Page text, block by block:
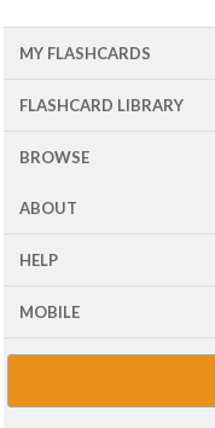
MY FLASHCARDS
FLASHCARD LIBRARY
BROWSE
ABOUT
HELP
MOBILE